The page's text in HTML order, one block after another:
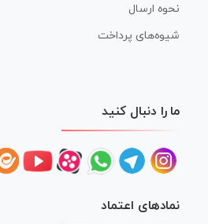
نحوه ارسال
شیوه‌های پرداخت
ما را دنبال کنید
نمادهای اعتماد